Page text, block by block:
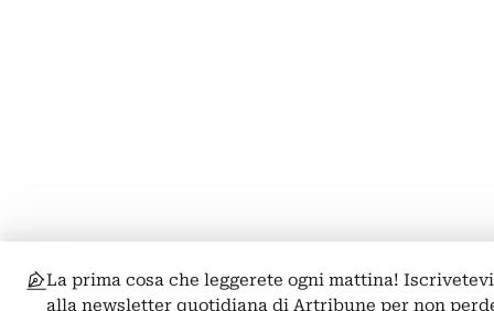
La prima cosa che leggerete ogni mattina! Iscrivetevi
alla newsletter quotidiana di Artribune per non